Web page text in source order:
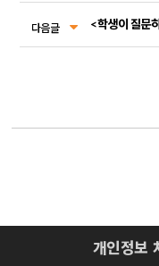
다음글
개인정보